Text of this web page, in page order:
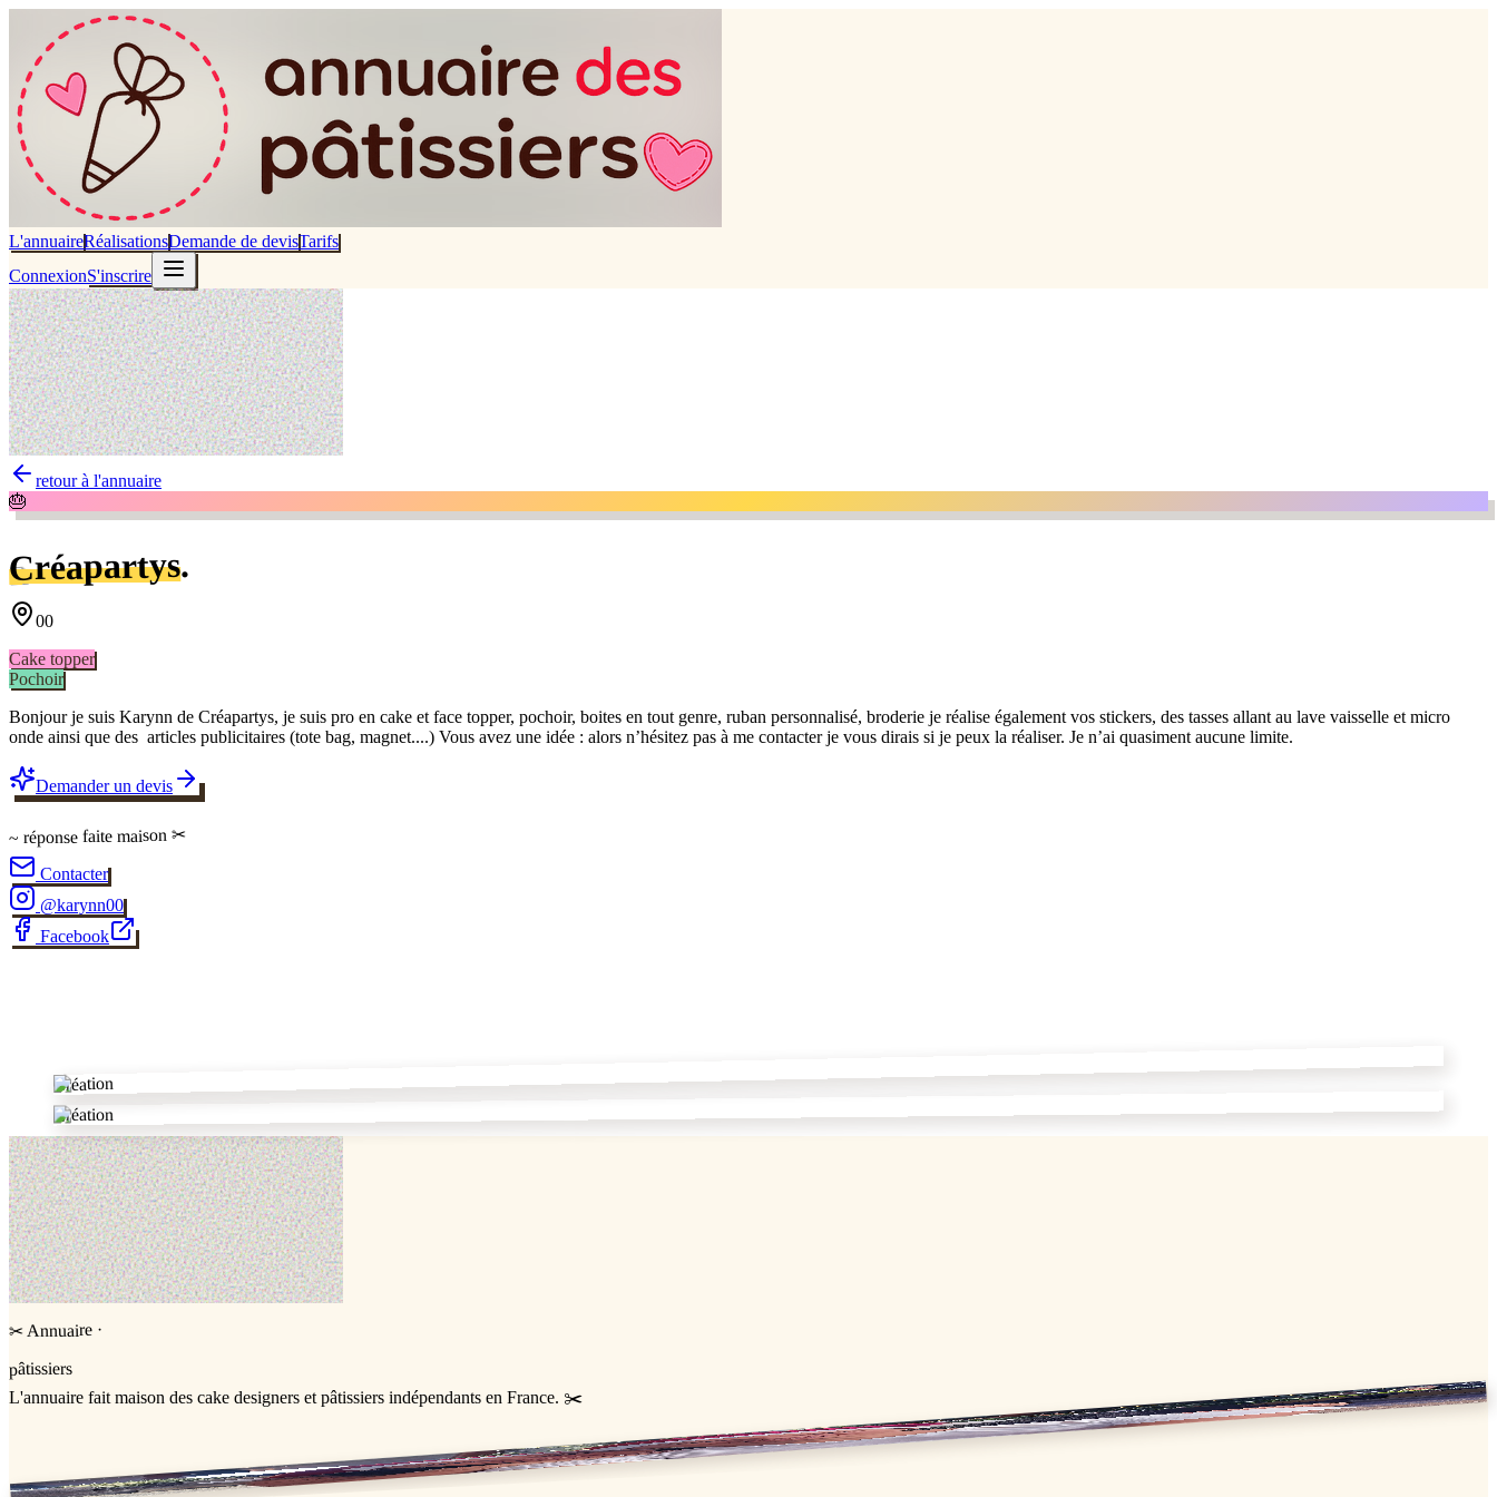
L'annuaireRéalisationsDemande de devisTarifs
ConnexionS'inscrire
retour à l'annuaire
🎂
Créapartys.
00
Cake topper
Pochoir
Bonjour je suis Karynn de Créapartys, je suis pro en cake et face topper, pochoir, boites en tout genre, ruban personnalisé, broderie je réalise également vos stickers, des tasses allant au lave vaisselle et micro
onde ainsi que des articles publicitaires (tote bag, magnet....) Vous avez une idée : alors n’hésitez pas à me contacter je vous dirais si je peux la réaliser. Je n’ai quasiment aucune limite.
Demander un devis
~ réponsefaite maison ✂
Contacter
@karynn00
Facebook
Création
Création
✂ Annuaire ·
pâtissiers
L'annuaire fait maison des cake designers et pâtissiers indépendants en France. ✂️
Jessica & Jérémy ♡